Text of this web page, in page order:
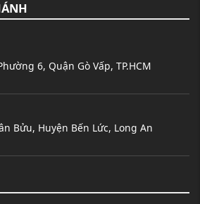
6, Quận Gò Vấp, TP.HCM
Bửu, Huyện Bến Lức, Long An